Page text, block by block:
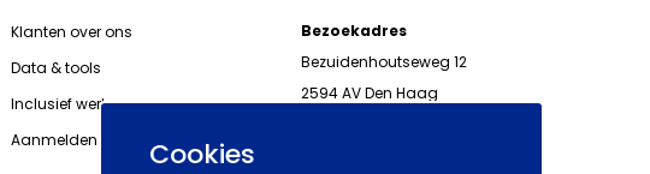
Cookies
Klanten over ons
Data & tools
Inclusief werkgeven
Aanmelden nieuwsbrieven AWVN
Bezoekadres
Bezuidenhoutseweg 12
2594 AV Den Haag